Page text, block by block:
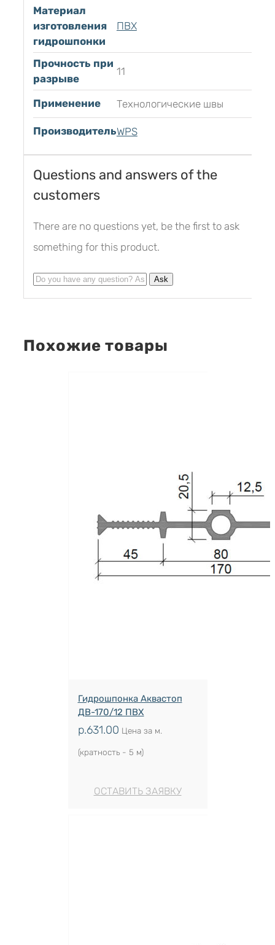
Материал
изготовления
гидрошпонки
ПВХ
Прочность при
разрыве
11
Применение Технологические швы
ПроизводительWPS
Questions and answers of the
customers
There are no questions yet, be the first to ask
something for this product.
Похожие товары
Гидрошпонка Аквастоп
ДВ-170/12 ПВХ
р.631.00 Цена за м.
(кратность - 5 м)
ОСТАВИТЬ ЗАЯВКУ